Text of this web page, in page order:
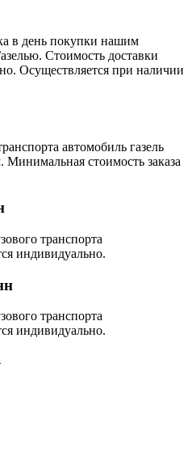
в день покупки нашим
Стоимость доставки
Осуществляется при наличии
автомобиль газель
Минимальная стоимость заказа
транспорта
индивидуально.
транспорта
индивидуально.